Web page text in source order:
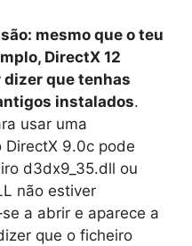
mesmo que o teu
DirectX 12
dizer que tenhas
instalados.
usar uma
DirectX 9.0c pode
d3dx9_35.dll ou
não estiver
a abrir e aparece a
que o ficheiro